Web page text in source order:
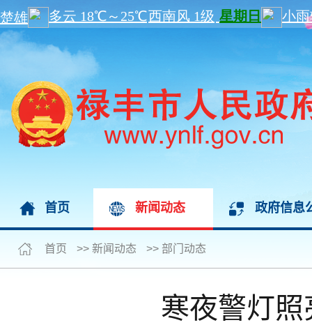
首页 新闻动态 政府信息
首页 >> 新闻动态 >> 部门动态
寒夜警灯